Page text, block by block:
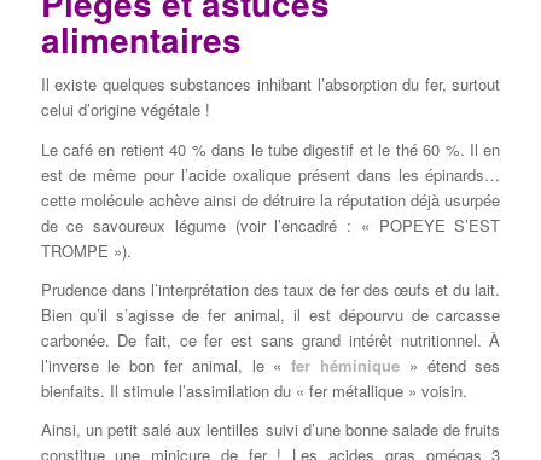
alimentaires
Il existe quelques substances inhibant l’absorption du fer, surtout
celui d’origine végétale !
Le café en retient 40 % dans le tube digestif et le thé 60 %. Il en
est de même pour l’acide oxalique présent dans les épinards…
cette molécule achève ainsi de détruire la réputation déjà usurpée
de ce savoureux légume (voir l’encadré : « POPEYE S’EST
TROMPE »).
Prudence dans l’interprétation des taux de fer des œufs et du lait.
Bien qu’il s’agisse de fer animal, il est dépourvu de carcasse
carbonée. De fait, ce fer est sans grand intérêt nutritionnel. À
l’inverse le bon fer animal, le « fer héminique » étend ses
bienfaits. Il stimule l’assimilation du « fer métallique » voisin.
Ainsi, un petit salé aux lentilles suivi d’une bonne salade de fruits
constitue une minicure de fer ! Les acides gras omégas 3